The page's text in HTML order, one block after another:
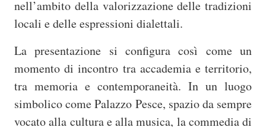
nell’ambito della valorizzazione delle tradizioni
locali e delle espressioni dialettali.
La presentazione si configura così come un
momento di incontro tra accademia e territorio,
tra memoria e contemporaneità. In un luogo
simbolico come Palazzo Pesce, spazio da sempre
vocato alla cultura e alla musica, la commedia di